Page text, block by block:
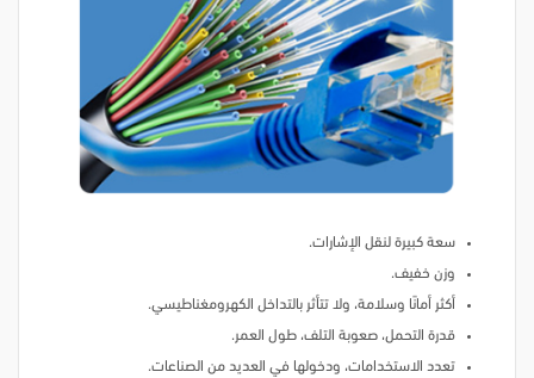
سعة كبيرة لنقل الإشارات.
وزن خفيف.
أكثر أمانًا وسلامة، ولا تتأثر بالتداخل الكهرومغناطيسي.
قدرة التحمل، صعوبة التلف، طول العمر.
تعدد الاستخدامات، ودخولها في العديد من الصناعات.